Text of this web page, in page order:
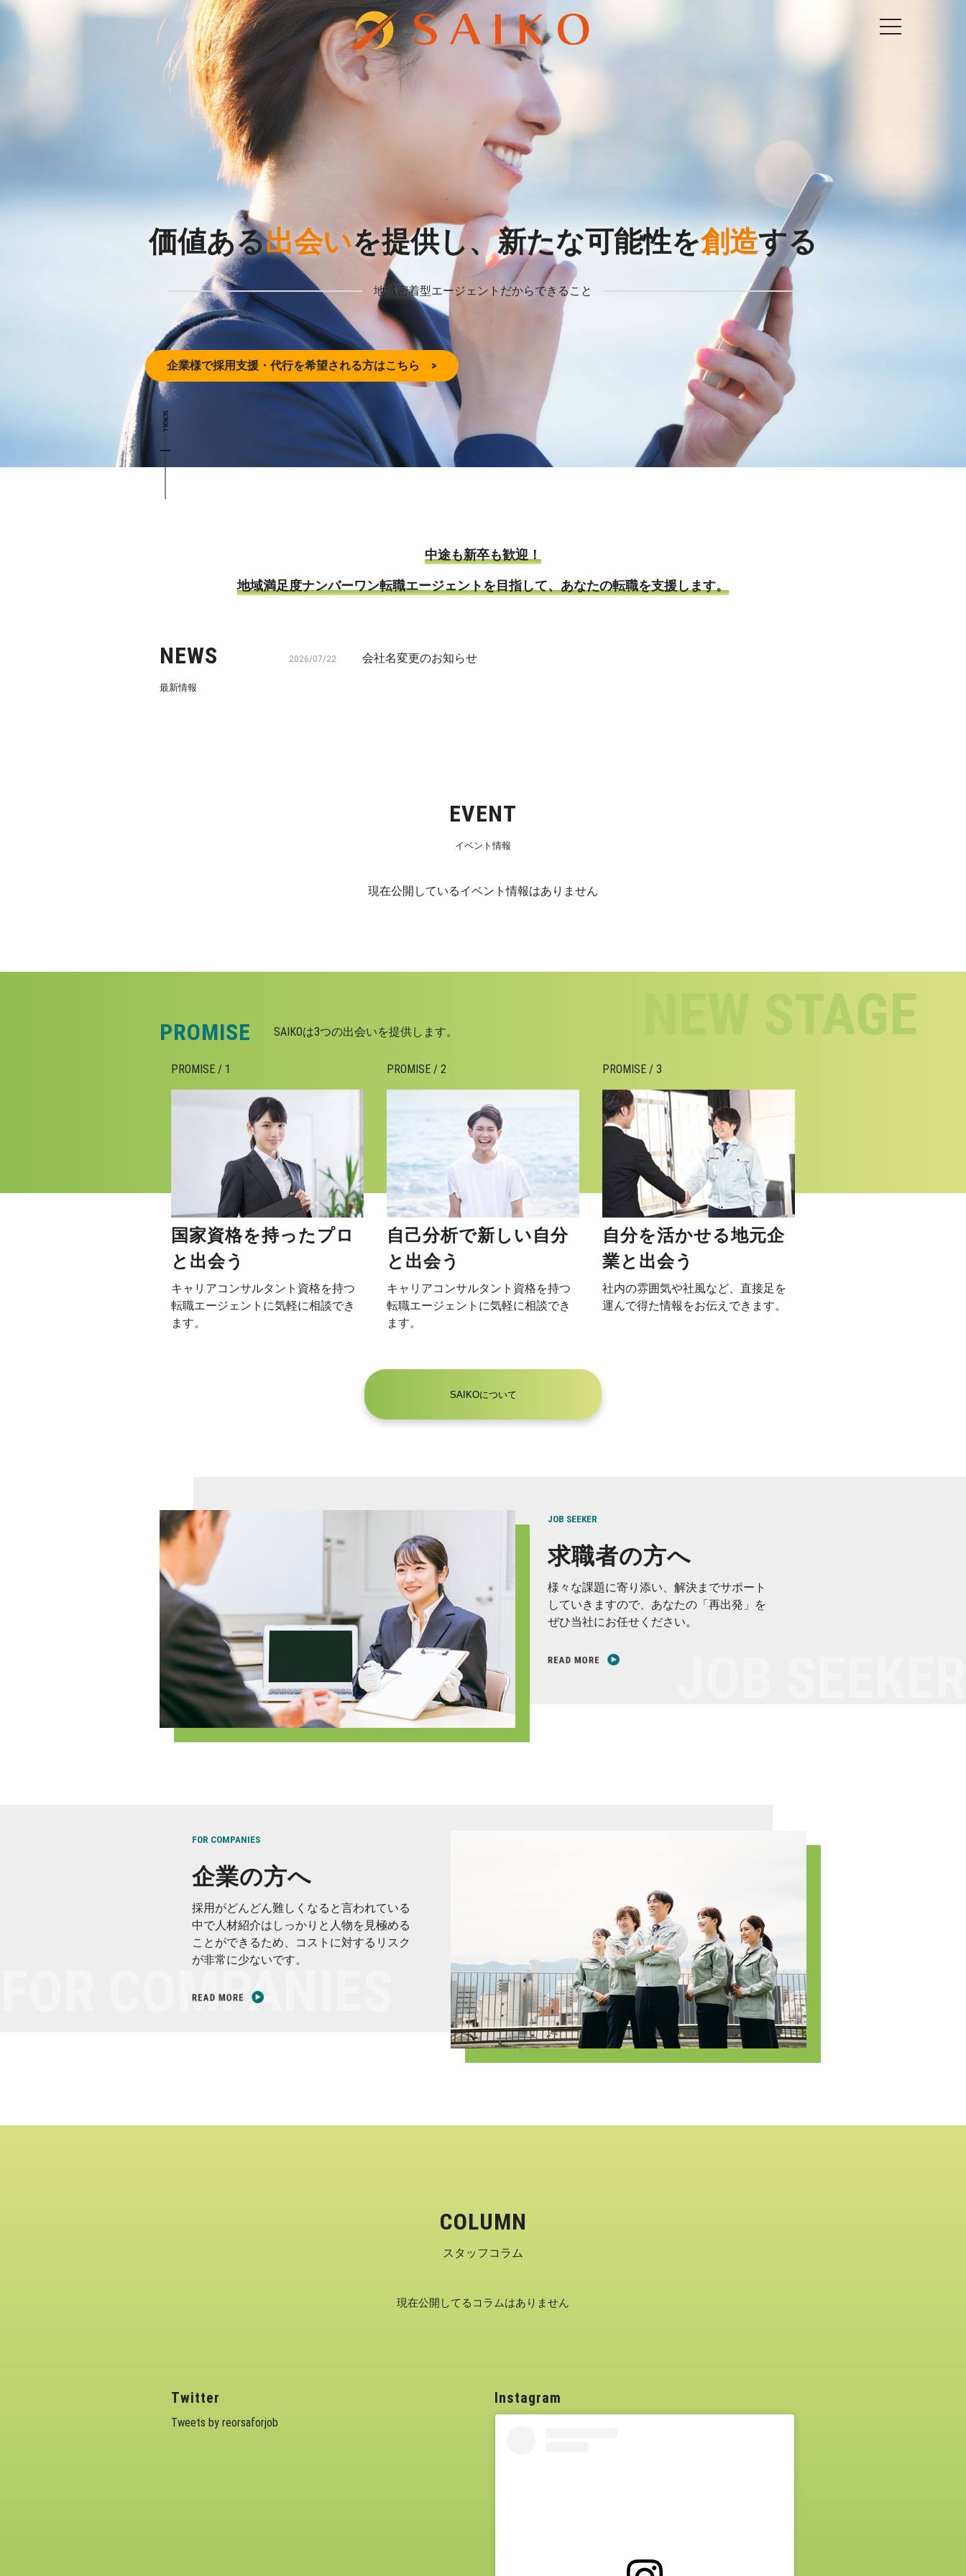
価値ある出会いを提供し、新たな可能性を創造する
地域密着型エージェントだからできること
企業様で採用支援・ 代行を希望される方はこちら >
中途も新卒も歓迎！
地域満足度ナンバーワン転職エージェントを目指して、あなたの転職を支援します。
NEWS
最新情報
2026/07/22 会社名変更のお知らせ
EVENT
イベント情報
現在公開しているイベント情報はありません
PROMISE SAIKOは3つの出会いを提供します。
PROMISE / 1
国家資格を持ったプロ
と出会う
キャリアコンサルタント資格を持つ
転職エージェントに気軽に相談でき
ます。
PROMISE / 2
自己分析で新しい自分
と出会う
キャリアコンサルタント資格を持つ
転職エージェントに気軽に相談でき
ます。
PROMISE / 3
自分を活かせる地元企
業と出会う
社内の雰囲気や社風など、直接足を
運んで得た情報をお伝えできます。
SAIKOについて
JOB SEEKER
求職者の方へ
様々な課題に寄り添い、解決までサポート
していきますので、あなたの「再出発」を
ぜひ当社にお任せください。
FOR COMPANIES
企業の方へ
採用がどんどん難しくなると言われている
中で人材紹介はしっかりと人物を見極める
ことができるため、コストに対するリスク
が非常に少ないです。
COLUMN
スタッフコラム
現在公開してるコラムはありません
Twitter
Tweets by reorsaforjob
Instagram